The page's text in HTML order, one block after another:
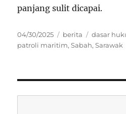
panjang sulit dicapai.
Posted
on
04/30/2025 Categories
berita Tags
dasar
patroli maritim,Sabah,Sarawak